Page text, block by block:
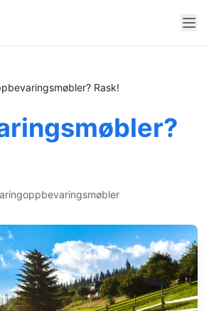
Rask!
oppbevaringsmøbler